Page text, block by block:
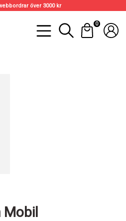
över 3000 kr
0